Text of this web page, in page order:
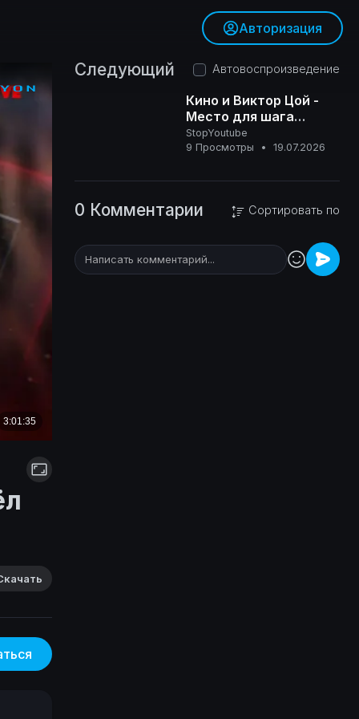
Авторизация
Следующий Автовоспроизведение
Кино и Виктор Цой -
Место для шага
вперёд
StopYoutube
9 Просмотры
• 19.07.2026
0 Комментарии Сортировать по